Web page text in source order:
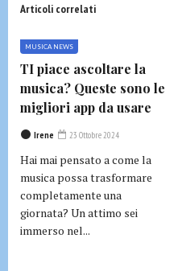
Articoli correlati
MUSICA NEWS
TI piace ascoltare la
musica? Queste sono le
migliori app da usare
Irene 23 Ottobre 2024
Hai mai pensato a come la
musica possa trasformare
completamente una
giornata? Un attimo sei
immerso nel...